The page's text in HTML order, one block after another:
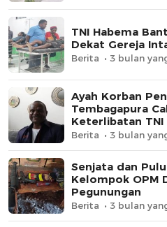
TNI Habema
Dekat Gereja
Berita 3 bulan
Ayah Korban
Tembagapura
Keterlibatan TNI
Berita 3 bulan
Senjata dan
Kelompok OPM
Pegunungan
Berita 3 bulan